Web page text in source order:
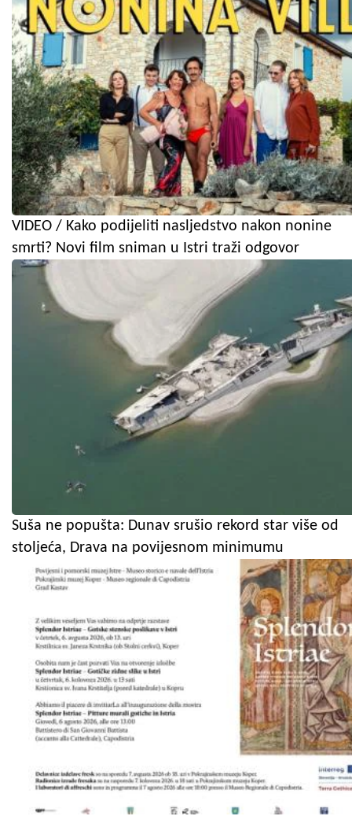
VIDEO / Kako podijeliti nasljedstvo nakon nonine
smrti? Novi film sniman u Istri traži odgovor
Suša ne popušta: Dunav srušio rekord star više od
stoljeća, Drava na povijesnom minimumu